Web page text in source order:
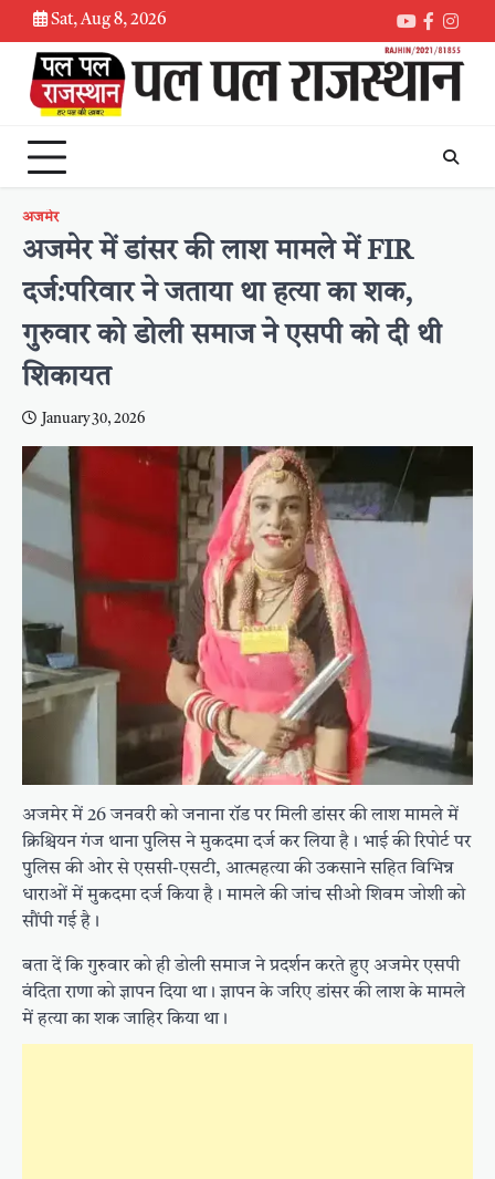
Skip
to
content
Sat, Aug 8, 2026
Youtube
अजमेर
अजमेर में डांसर की लाश मामले में FIR
दर्ज:परिवार ने जताया था हत्या का शक,
गुरुवार को डोली समाज ने एसपी को दी थी
शिकायत
January 30, 2026
अजमेर में 26 जनवरी को जनाना रॉड पर मिली डांसर की लाश मामले में
क्रिश्चियन गंज थाना पुलिस ने मुकदमा दर्ज कर लिया है। भाई की रिपोर्ट पर
पुलिस की ओर से एससी-एसटी, आत्महत्या की उकसाने सहित विभिन्न
धाराओं में मुकदमा दर्ज किया है। मामले की जांच सीओ शिवम जोशी को
सौंपी गई है।
बता दें कि गुरुवार को ही डोली समाज ने प्रदर्शन करते हुए अजमेर एसपी
वंदिता राणा को ज्ञापन दिया था। ज्ञापन के जरिए डांसर की लाश के मामले
में हत्या का शक जाहिर किया था।